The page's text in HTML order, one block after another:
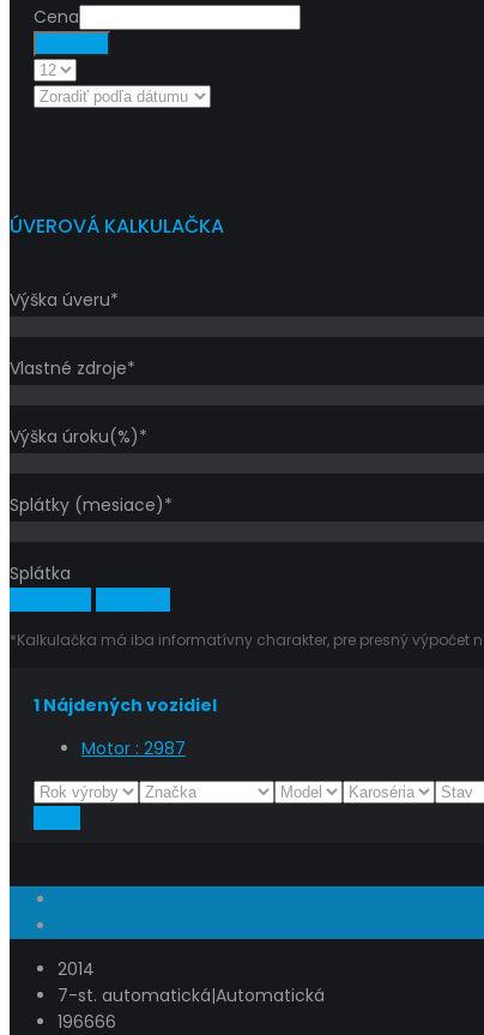
Cena
ÚVEROVÁ KALKULAČKA
Výška úveru*
Vlastné zdroje*
Výška úroku(%)*
Splátky (mesiace)*
Splátka
*Kalkulačka má iba informatívny charakter, pre presný výpočet
1 Nájdených vozidiel
Motor : 2987
2014
7-st. automatická|Automatická
196666